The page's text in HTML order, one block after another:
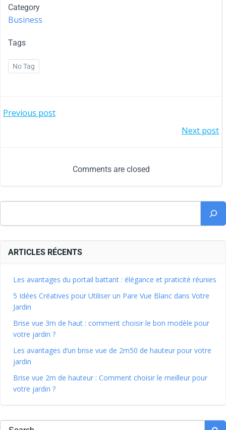
Category
Business
Tags
No Tag
Previous post
Next post
Comments are closed
ARTICLES RÉCENTS
Les avantages du portail battant : élégance et praticité réunies
5 Idées Créatives pour Utiliser un Pare Vue Blanc dans Votre
Jardin
Brise vue 3m de haut : comment choisir le bon modèle pour
votre jardin ?
Les avantages d’un brise vue de 2m50 de hauteur pour votre
jardin
Brise vue 2m de hauteur : Comment choisir le meilleur pour
votre jardin ?